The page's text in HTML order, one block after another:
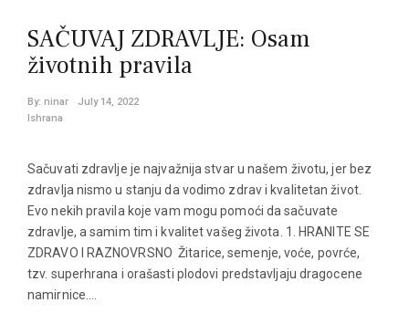
SAČUVAJ ZDRAVLJE: Osam
životnih pravila
By: ninar
July 14, 2022
Ishrana
Sačuvati zdravlje je najvažnija stvar u našem životu, jer bez
zdravlja nismo u stanju da vodimo zdrav i kvalitetan život.
Evo nekih pravila koje vam mogu pomoći da sačuvate
zdravlje, a samim tim i kvalitet vašeg života. 1. HRANITE SE
ZDRAVO I RAZNOVRSNO Žitarice, semenje, voće, povrće,
tzv. superhrana i orašasti plodovi predstavljaju dragocene
namirnice.…